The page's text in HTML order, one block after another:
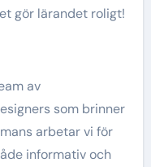
gör lärandet roligt!
av
som brinner
arbetar vi för
informativ och